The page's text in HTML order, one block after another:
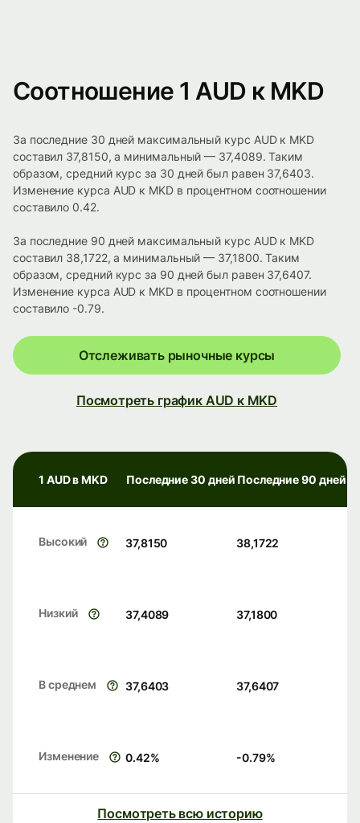
Соотношение 1 AUD к MKD
За последние 30 дней максимальный курс AUD к MKD
составил 37,8150, а минимальный — 37,4089. Таким
образом, средний курс за 30 дней был равен 37,6403.
Изменение курса AUD к MKD в процентном соотношении
составило 0.42.
За последние 90 дней максимальный курс AUD к MKD
составил 38,1722, а минимальный — 37,1800. Таким
образом, средний курс за 90 дней был равен 37,6407.
Изменение курса AUD к MKD в процентном соотношении
составило -0.79.
Отслеживать рыночные курсы
Посмотреть график AUD к MKD
1 AUD в MKD Последние 30 дней Последние 90 дней
Высокий 37,8150 38,1722
Низкий 37,4089 37,1800
В среднем 37,6403 37,6407
Изменение 0.42% -0.79%
Посмотреть всю историю